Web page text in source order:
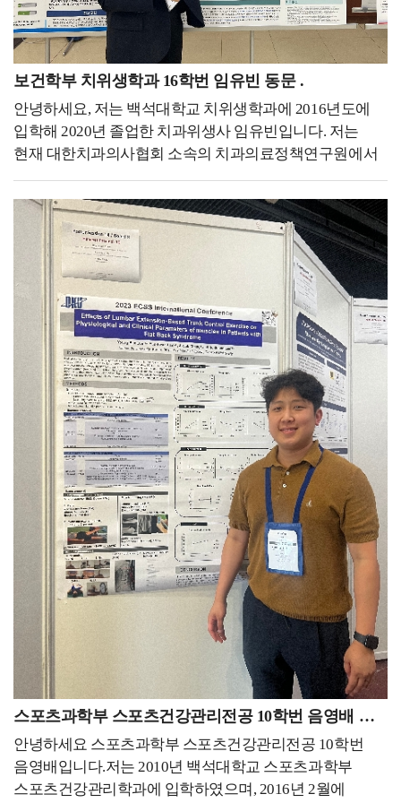
거의 없을 시기였는데, 청해진을 통해 경력을 쌓으면 좋을
것 같다고 교수님이 추천해 주셨습니다. 처음에 입학해서
면담할 때부터 교수님께서 어학 능력 등 저의 역량을 높게
봐주셨고, 코로나 시기를 잘 보내면 좋겠다는 마음에 가장
도움이 될 수 있는 청해진을 추천해 주셨던 것 같습니다.
백녹담 : 그러면 따로 면접 준비하실 때는 특별히 학원에
다니신 건지 아니면 다른 방식으로 준비하셨는지
궁금합니다. 우성하 동문 : 면접은 따로 학원 같은 거는
다니지 않았고, 스터디를 주 5~6회 정도 하면서 굉장히
다양한 사람들에게 피드백을 받았습니다. 그리고 또
교수님이 봐주시는 스터디에도 참석하여 교수님에게도
피드백을 받으면서 실전 감각을 많이 키웠던 것 같습니다.
백녹담 : 마지막으로 승무원을 꿈꾸는 후배들에게 해주고
싶은 말씀이 있을까요? 우성하 동문 : 사실 진짜
바늘구멍같이 작은 틈 사이로 치열하게 경쟁해야지만 될
수 있는 직업이라고 생각합니다. 그래서 본인에 대한
강점을 확실하게 만드는 걸 추천해 드립니다. 또 많이
지원하다 보면 떨어질 때 스스로에 대한 의구심도 들고
자존감도 낮아지겠지만, 누구보다 자신을 믿고 열심히
하면 될 거라고 생각합니다!
채용이 전무했고, 그 시기 저는 4학년 졸업예정자였습니다.
고교 시절부터 항공 객실승무원이라는 꿈만 바라본
저에게는 세상이 무너지는 기분이었습니다.어느 날은
한참을 울었어요 승무원이 아니고서 하고싶은 일을
생각해본 적이 없을 정도로 저에겐 간절한 꿈이었거든요.
그러다 문득 이렇게 우울해하고만 있으면 안되고, 지나간
시간은 다시 돌아오지 않으니 이 시간을 더욱 현명하게
보내야된다고 생각이 들었어요.제가 원했던 직무와 적성에
맞는 일을 찾아, 코로나19가 종식되어 항공사 채용이 다시
활발해지는 그날을 기다려야겠다고 생각했습니다.그러다
국민들의 발이 되어주는 KTX에도 승객들의 안전과 편안한
여행을 돕는 승무원이 있다는 것을 알게 되었고,
KTX승무원이라면 제 자신이 즐겁게, 행복하게 근무할 수
있으면서추후 항공객실승무원이 되기까지 좋은 경험과
경력이 될 거라 확신이 들어 지원하게
되었습니다.KTX에서 열차승무원으로서 근무한 2년
3개월이라는 시간 덕분에 저는 견문을 넓히며 더 많은
경험을 할 수 있었고, 매일 천명이 넘는 고객들을 만나
소통할 수 있었으며승무와 관련된 직무를 수행하며 저의
서비스 커리어를 성장시켰습니다. 코로나19라는 절망적인
상황 속에서도 저를 한층 더 발전시킬 수 있었습니다.
근무를 하면서도 언젠가 다시 열릴 항공사 채용에
대비하여 꾸준히 토익, 토익스피킹, 영어회화를 공부하며
어학성적을 관리했습니다.또 계속해서 국외여행인솔자,
안전관리지도사 등 항공사 채용에 도움이 될만한 자격증을
취득하며 시간을 보냈습니다.그러다 2023년, 항공업계가
다시 활발해지고 있는 지금 27살이라는 어리지 않은
나이에 다시 항공객실승무원에 도전해 꿈에 그리던
대한항공 객실승무원에 최종합격하게 되었습니다. 내가
하고싶은 일이 타의로, 어떠한 예기치 못한 상황으로 인해
시도조차 못 하는 상황이 있을 수 있잖아요. 그 때 낙담해
있기보다는 더 좋은 방향을 잡아 새로운 일에 도전하고,
본인을 더 성장시키는 것이 중요하다고 생각합니다.
여러분들도 무엇이든 실패를 두려워하기보단 이것저것
여러 방면으로 도전함으로써 세상을 더 넓고 다양하게
보건학부 치위생학과 16학번 임유빈 동문 .
안녕하세요, 저는 백석대학교 치위생학과에 2016년도에
입학해 2020년 졸업한 치과위생사 임유빈입니다. 저는
현재 대한치과의사협회 소속의 치과의료정책연구원에서
연구원으로 근무하고 있습니다. 치과의료 정책 연구라니
많이 생소하시죠? 저는 이곳에서 구강건강 증진을 위해
치과계에 필요한 정책을 위해 연구와 다양한 활동을
하고있습니다. 치과계와 관련된 데이터를 담은 연감, 연구
및 보고서 작성, 연구과제 관리 등 연구원으로써 치과계
발전을 위해 힘쓰고 있습니다.이 직업을 갖기 전에는
치과에서 임상 치과위생사로 근무를 했습니다. 치과에서
일을 하며 치위생학에 대해 더욱더 큰 매력을 느꼈고,
치과에서 생기는 일들에 대해 더 연구해보고싶다는 생각이
들어 대학원을 들어가게 되었습니다. 그렇게 석사 과정을
이수하게 되었고, 이 과정 중에 저의 적성에는 연구와
결과물을 만드는 일이 잘 맞는다는 생각이 들어 연구직을
희망하게 되었습니다. 그렇게 제 적성을 찾고, 취업처를
알아보다 좋은 기회로 치과의료정책연구원에 입사하게
되었습니다.연구원 일을 하다보면 아무리 적성에 맞다고
하더라도 연구를 하고, 자료를 만드는 일이 고되다고
느껴지기도 합니다. 하지만 조금 더 인내하고 결과물을
완성하면, 다른 사람들 눈에는 안이뻐 보일 수 있어도 제
눈에는 이뻐보이는 결과물들이 생겨 보람을 느낍니다.
그리고 그 결과물들을 통해 정책 개선을 위한 활동들로
이어지는데, 그 활동의 결실로 정책이 변화한다는
이야기를 들을 때엔 세상을 조금이나마 더 나아지게하는데
일조했다는 생각에 뿌듯해지기도 합니다.연구원으로써
일을 하다보면, 다양한 분야의 멋진 연구자분들의 연구와
결과물들을 보게됩니다. 기발하고 과학적인 연구 방법들을
통해 현상을 여러 각도에서 바라보고, 파악함으로써
세상에 숨어있던 현상들을 명확하게 볼수 있다고
생각합니다. 그렇기에 하나님께서 만드시고, 사람들이
스포츠과학부 스포츠건강관리전공 10학번 음영배 동문
안녕하세요 스포츠과학부 스포츠건강관리전공 10학번
음영배입니다.저는 2010년 백석대학교 스포츠과학부
스포츠건강관리학과에 입학하였으며, 2016년 2월에